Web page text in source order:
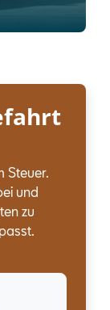
Steuer.
und
zu